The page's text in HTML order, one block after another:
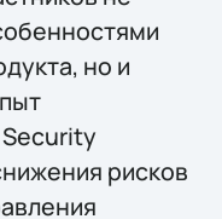
но и
рисков